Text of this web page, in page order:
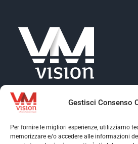
Gestisci Consenso
Per fornire le migliori esperienze, utilizziamo
memorizzare e/o accedere alle informazioni